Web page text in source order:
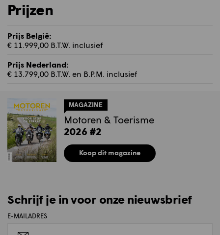
Prijzen
Prijs België:
€ 11.999,00 B.T.W. inclusief
Prijs Nederland:
€ 13.799,00 B.T.W. en B.P.M. inclusief
MAGAZINE
Motoren & Toerisme
2026 #2
Koop dit magazine
Schrijf je in voor onze nieuwsbrief
E-MAILADRES